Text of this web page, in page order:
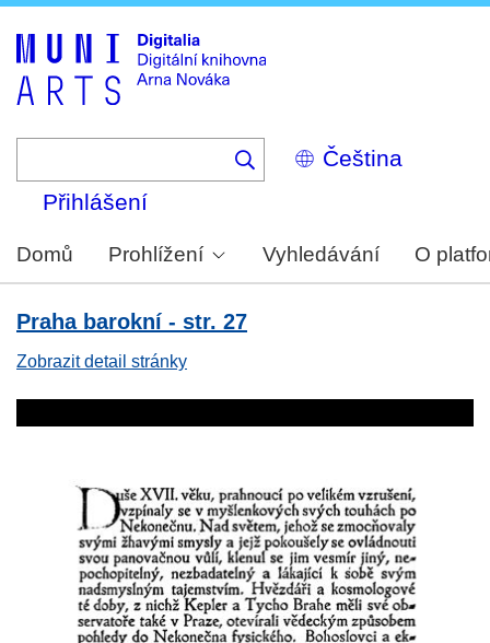
Select
your
Přihlášení
Domů Prohlížení Vyhledávání O
Praha barokní - str. 27
Zobrazit detail stránky